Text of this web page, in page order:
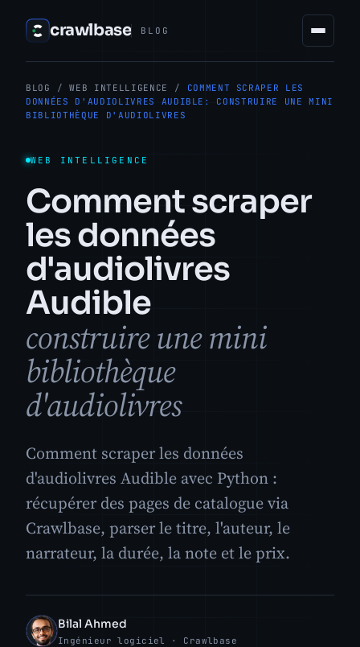
crawlbase BLOG
BLOG / WEB INTELLIGENCE /
COMMENT SCRAPER LES
DONNÉES D'AUDIOLIVRES AUDIBLE: CONSTRUIRE UNE MINI
BIBLIOTHÈQUE D'AUDIOLIVRES
WEB INTELLIGENCE
Comment scraper
les données
d'audiolivres
Audible
construire une mini
bibliothèque
d'audiolivres
Comment scraper les données
d'audiolivres Audible avec Python :
récupérer des pages de catalogue via
Crawlbase, parser le titre, l'auteur, le
narrateur, la durée, la note et le prix.
BA
Bilal Ahmed
Ingénieur logiciel · Crawlbase